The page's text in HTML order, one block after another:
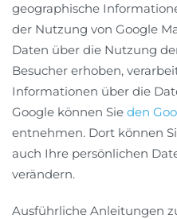
geographische
der Nutzung von Google
Daten über die Nutzung
Besucher erhoben,
Informationen über die
Google können Sie den
entnehmen. Dort können
auch Ihre persönlichen
verändern.
Ausführliche Anleitungen